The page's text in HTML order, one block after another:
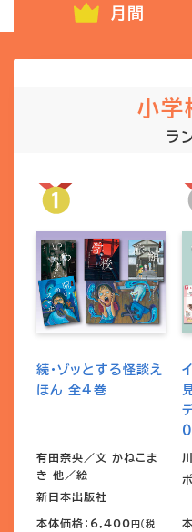
月間
小学
ラ
続・ゾッとする怪談え
ほん 全4巻
有田奈央／文 かねこま
き 他／絵
新日本出版社
本体価格：6,400 円（税